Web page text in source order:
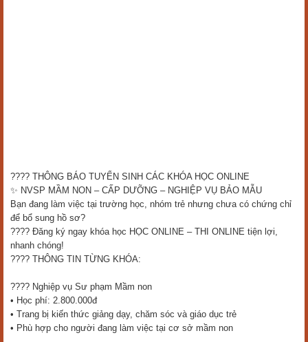
???? THÔNG BÁO TUYỂN SINH CÁC KHÓA HỌC ONLINE
✨ NVSP MẦM NON – CẤP DƯỠNG – NGHIỆP VỤ BẢO MẪU
Bạn đang làm việc tại trường học, nhóm trẻ nhưng chưa có chứng chỉ
để bổ sung hồ sơ?
???? Đăng ký ngay khóa học HỌC ONLINE – THI ONLINE tiện lợi,
nhanh chóng!
???? THÔNG TIN TỪNG KHÓA:
???? Nghiệp vụ Sư phạm Mầm non
• Học phí: 2.800.000đ
• Trang bị kiến thức giảng dạy, chăm sóc và giáo dục trẻ
• Phù hợp cho người đang làm việc tại cơ sở mầm non